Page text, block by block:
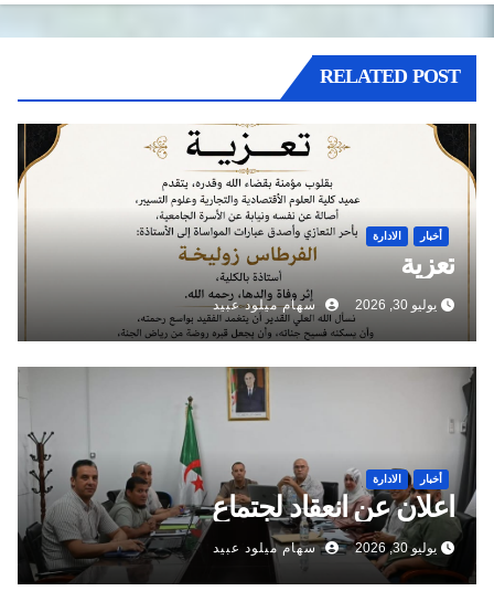
RELATED POST
أخبار الادارة
تعزية
يوليو 30, 2026 سهام ميلود عبيد
أخبار الادارة
اعلان عن انعقاد لجتماع
يوليو 30, 2026 سهام ميلود عبيد